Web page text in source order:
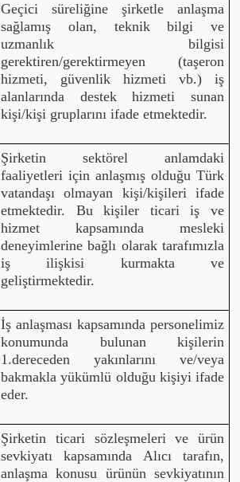
Geçici süreliğine şirketle anlaşma
sağlamış olan, teknik bilgi ve
uzmanlık bilgisi
gerektiren/gerektirmeyen (taşeron
hizmeti, güvenlik hizmeti vb.) iş
alanlarında destek hizmeti sunan
kişi/kişi gruplarını ifade etmektedir.
Şirketin sektörel anlamdaki
faaliyetleri için anlaşmış olduğu Türk
vatandaşı olmayan kişi/kişileri ifade
etmektedir. Bu kişiler ticari iş ve
hizmet kapsamında mesleki
deneyimlerine bağlı olarak tarafımızla
iş ilişkisi kurmakta ve
geliştirmektedir.
İş anlaşması kapsamında personelimiz
konumunda bulunan kişilerin
1.dereceden yakınlarını ve/veya
bakmakla yükümlü olduğu kişiyi ifade
eder.
Şirketin ticari sözleşmeleri ve ürün
sevkiyatı kapsamında Alıcı tarafın,
anlaşma konusu ürünün sevkiyatının